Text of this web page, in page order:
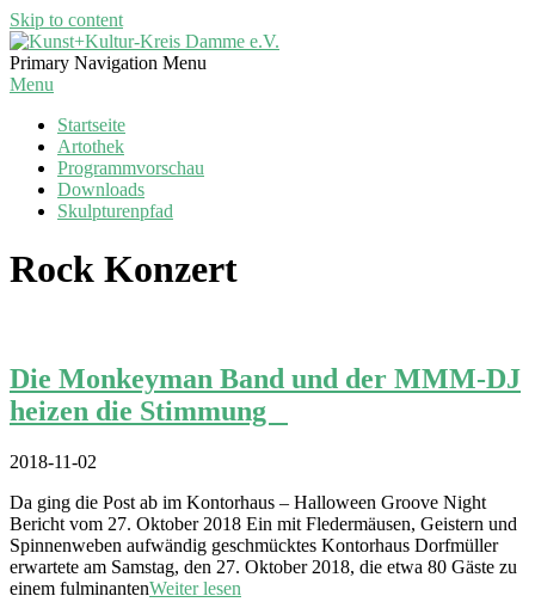
Skip to content
Kunst+Kultur-
Kreis
Primary Navigation Menu
Menu
Startseite
Artothek
Programmvorschau
Downloads
Skulpturenpfad
Rock Konzert
Die Monkeyman Band und der MMM-DJ
heizen die Stimmung
2018-11-02
Da ging die Post ab im Kontorhaus – Halloween Groove Night
Bericht vom 27. Oktober 2018 Ein mit Fledermäusen, Geistern und
Spinnenweben aufwändig geschmücktes Kontorhaus Dorfmüller
erwartete am Samstag, den 27. Oktober 2018, die etwa 80 Gäste zu
einem fulminantenWeiter lesen